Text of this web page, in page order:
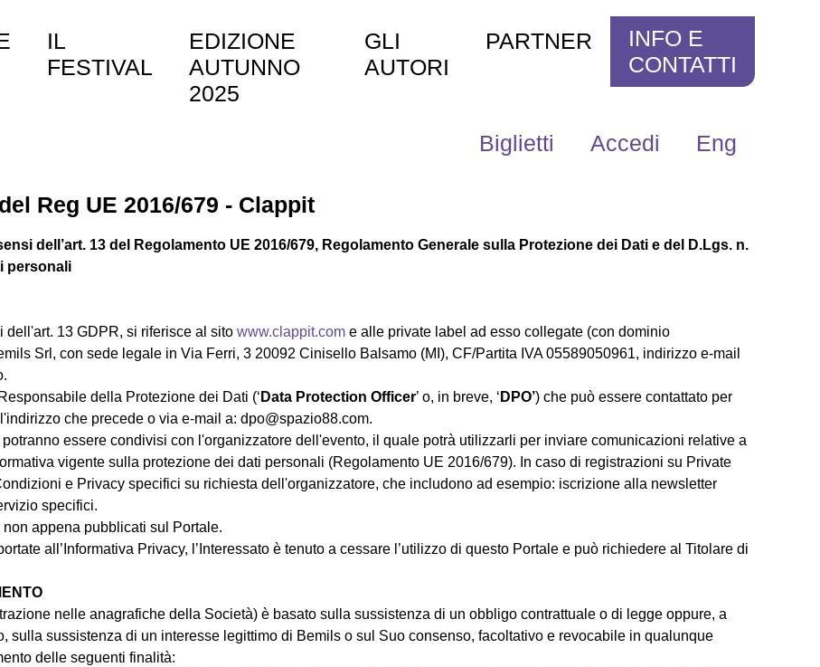
Biglietti Accedi Eng
IL
FESTIVAL
EDIZIONE
AUTUNNO
2025
GLI
AUTORI
PARTNER
INFO E
CONTATTI
Reg UE 2016/679 - Clappit
dell’art. 13 del Regolamento UE 2016/679, Regolamento Generale sulla Protezione dei Dati e del D.Lgs. n.
personali
dell'art. 13 GDPR, si riferisce al sito www.clappit.come alle private label ad esso collegate (con dominio
Srl, con sede legale in Via Ferri, 3 20092 Cinisello Balsamo (MI), CF/Partita IVA 05589050961, indirizzo e-mail
della Protezione dei Dati (‘ Data Protection Officer’ o, in breve, ‘ DPO’) che può essere contattato per
che precede o via e-mail a: dpo@spazio88.com.
essere condivisi con l'organizzatore dell'evento, il quale potrà utilizzarli per inviare comunicazioni relative a
vigente sulla protezione dei dati personali (Regolamento UE 2016/679). In caso di registrazioni su Private
e Privacy specifici su richiesta dell'organizzatore, che includono ad esempio: iscrizione alla newsletter
specifici.
appena pubblicati sul Portale.
all’Informativa Privacy, l’Interessato è tenuto a cessare l’utilizzo di questo Portale e può richiedere al Titolare di
nelle anagrafiche della Società) è basato sulla sussistenza di un obbligo contrattuale o di legge oppure, a
sulla sussistenza di un interesse legittimo di Bemils o sul Suo consenso, facoltativo e revocabile in qualunque
delle seguenti finalità: